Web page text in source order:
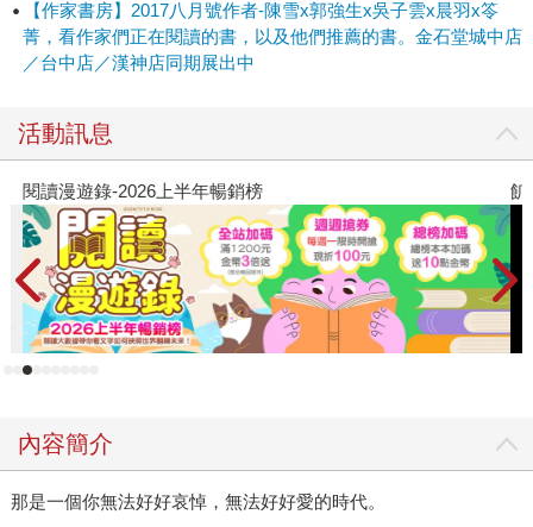
重要。 作品中常常有死亡出現的日本療癒天后吉本芭娜娜，
受訪時表示：「要活下去，就必須要盡很多的責任，人生本
後，會逐漸在其中找到自己心目中有如鑽石般珍貴的事
物。」她深切祈求人們不會被擊倒，也不會認輸放棄。「生
近陸續在新聞裡看到了李敖、霍金、洛夫等名人的過世，令
人有一種看著流星隕落的失落感，更何況若是面對最親最親
的家人或是長年累日陪伴在身旁的寵物時，心會有多糾結。
入圍布克國際獎的《2018579664965》，故事從失蹤了二十
年的父親及一輛幸福牌腳踏車說起。吳明益說：「寫這部小
說並不是基於懷舊的感傷，而是出自於對那個我未曾經歷時
與書中人物彼此能感受到彼此的情感、踏踩時的頻率、汗味
與不協調的呼吸、流淚與不流淚的悲傷。但沒有人停下來，
不必彼此呼喚、親吻，就只要無聲、艱難、飢渴又平靜地踏
【作家書房】2017八月號作者-陳雪x郭強生x吳子雲x晨羽x笭
菁，看作家們正在閱讀的書，以及他們推薦的書。金石堂城中店
／台中店／漢神店同期展出中
活動訊息
閱讀漫遊錄-2026上半年暢銷榜 飢
內容簡介
那是一個你無法好好哀悼，無法好好愛的時代。